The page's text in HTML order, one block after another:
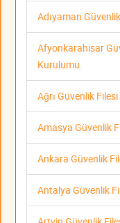
Adıyaman
Afyonkarahisar
Kurulumu
Ağrı Güvenlik
Amasya Güvenlik
Ankara Güvenlik
Antalya Güvenlik